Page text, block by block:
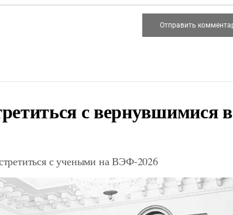
с вернувшимися в
с учеными на ВЭФ-2026